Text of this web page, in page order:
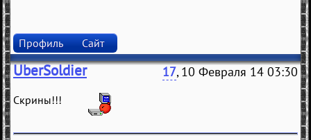
Профиль Сайт
UberSoldier 17, 10 Февраля 14 03:30
Скрины!!!